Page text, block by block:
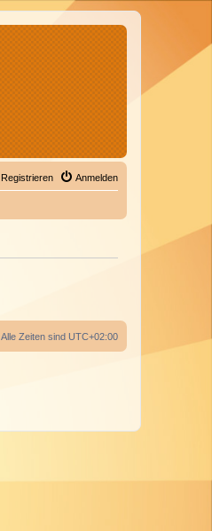
Anmelden
Registrieren
Alle Zeiten sind UTC+02:00